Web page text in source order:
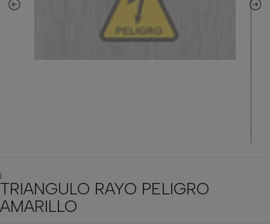
|
TRIANGULO RAYO PELIGRO
AMARILLO